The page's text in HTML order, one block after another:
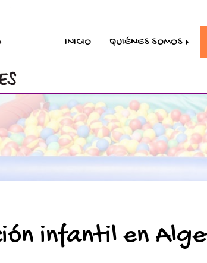
INICIO QUIÉNES SOMOS
infantil en